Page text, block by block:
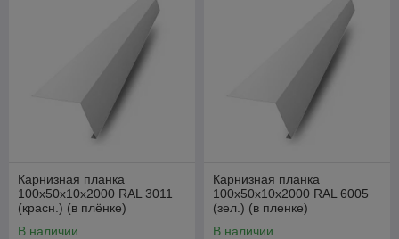
Карнизная планка
100х50х10х2000 RAL 3011
(красн.) (в плёнке)
В наличии
Карнизная планка
100х50х10х2000 RAL 6005
(зел.) (в пленке)
В наличии